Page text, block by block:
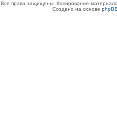
Все права защищены. Копирование
Создано на основе